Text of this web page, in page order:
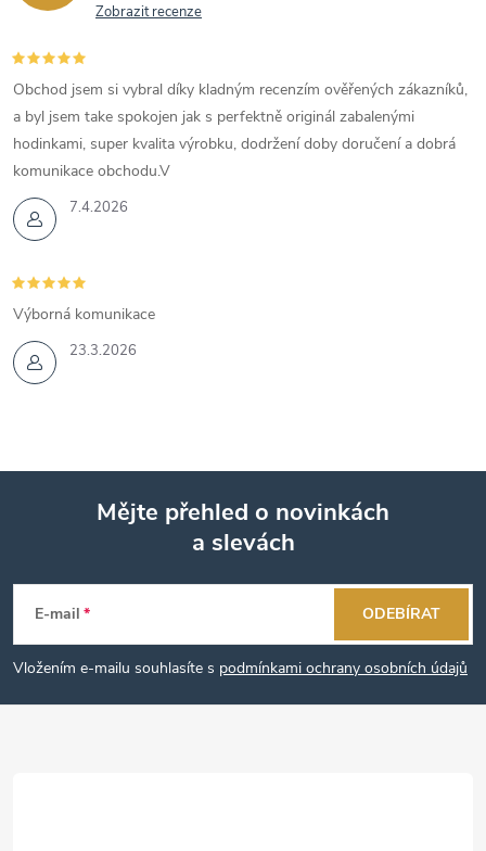
Zobrazit recenze
7.4.2026
Obchod jsem si vybral díky kladným recenzím ověřených zákazníků,
a byl jsem take spokojen jak s perfektně originál zabalenými
hodinkami, super kvalita výrobku, dodržení doby doručení a dobrá
komunikace obchodu.V
23.3.2026
Výborná komunikace
p
a
Mějte přehled o novinkách
a slevách
E-mail
Vložením e-mailu souhlasíte s podmínkami ochrany osobních údajů
ODEBÍRAT